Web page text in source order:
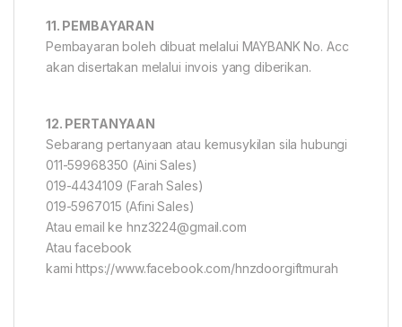
11. PEMBAYARAN
Pembayaran boleh dibuat melalui MAYBANK No. Acc
akan disertakan melalui invois yang diberikan.
12. PERTANYAAN
Sebarang pertanyaan atau kemusykilan sila hubungi
011-59968350 (Aini Sales)
019-4434109 (Farah Sales)
019-5967015 (Afini Sales)
Atau email ke hnz3224@gmail.com
Atau facebook
kami https://www.facebook.com/hnzdoorgiftmurah